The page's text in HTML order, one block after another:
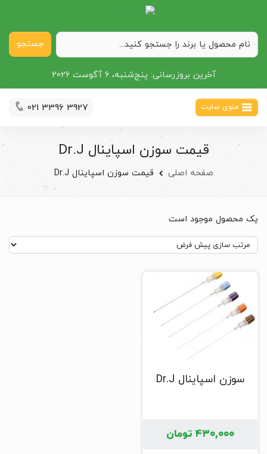
جستجو
آخرین بروزرسانی: پنج‌شنبه، 6 آگوست 2026
منوی سایت 021 3396 3927
قیمت سوزن اسپاینال Dr.J
صفحه اصلی قیمت سوزن اسپاینال Dr.J
یک محصول موجود است
سوزن اسپاینال Dr.J
۴۳۰,۰۰۰ تومان